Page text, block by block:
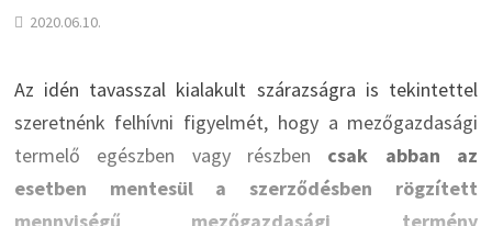
2020.06.10.
Az idén tavasszal kialakult szárazságra is tekintettel
szeretnénk felhívni figyelmét, hogy a mezőgazdasági
termelő egészben vagy részben csak abban az
esetben mentesül a szerződésben rögzített